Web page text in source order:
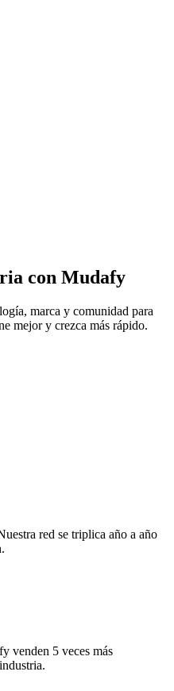
con Mudafy
marca y comunidad para
mejor y crezca más rápido.
red se triplica año a año
venden 5 veces más